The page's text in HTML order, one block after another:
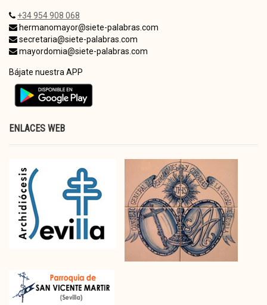
+34 954 908 068
hermanomayor@siete-palabras.com
secretaria@siete-palabras.com
mayordomia@siete-palabras.com
Bájate nuestra APP
ENLACES WEB